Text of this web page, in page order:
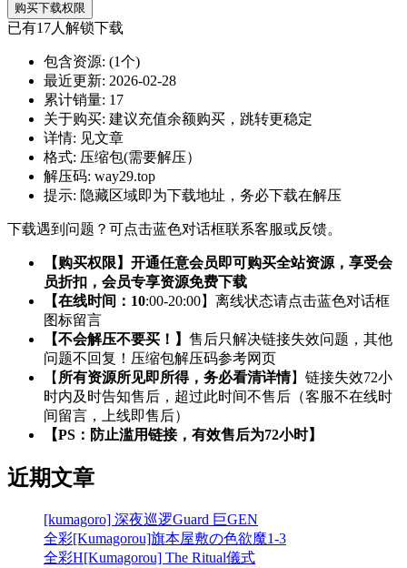
购买下载权限
已有17人解锁下载
包含资源: (1个)
最近更新: 2026-02-28
累计销量: 17
关于购买: 建议充值余额购买，跳转更稳定
详情: 见文章
格式: 压缩包(需要解压）
解压码: way29.top
提示: 隐藏区域即为下载地址，务必下载在解压
下载遇到问题？可点击蓝色对话框联系客服或反馈。
【购买权限】开通任意会员即可购买全站资源，享受会
员折扣，会员专享资源免费下载
【在线时间：10:00-20:00】离线状态请点击蓝色对话框
图标留言
【不会解压不要买！】 售后只解决链接失效问题，其他
问题不回复！压缩包解压码参考网页
【 所有资源所见即所得，务必看清详情】链接失效72小
时内及时告知售后，超过此时间不售后（客服不在线时
间留言，上线即售后）
【PS：防止滥用链接，有效售后为72小时】
近期文章
[kumagoro] 深夜巡逻Guard 巨GEN
全彩[Kumagorou]旗本屋敷の色欲魔1-3
全彩H[Kumagorou] The Ritual儀式